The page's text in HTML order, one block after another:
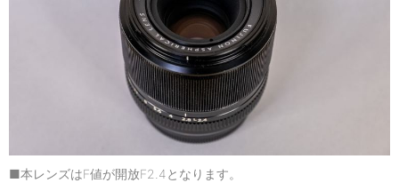
■本レンズはF値が開放F2.4となります。